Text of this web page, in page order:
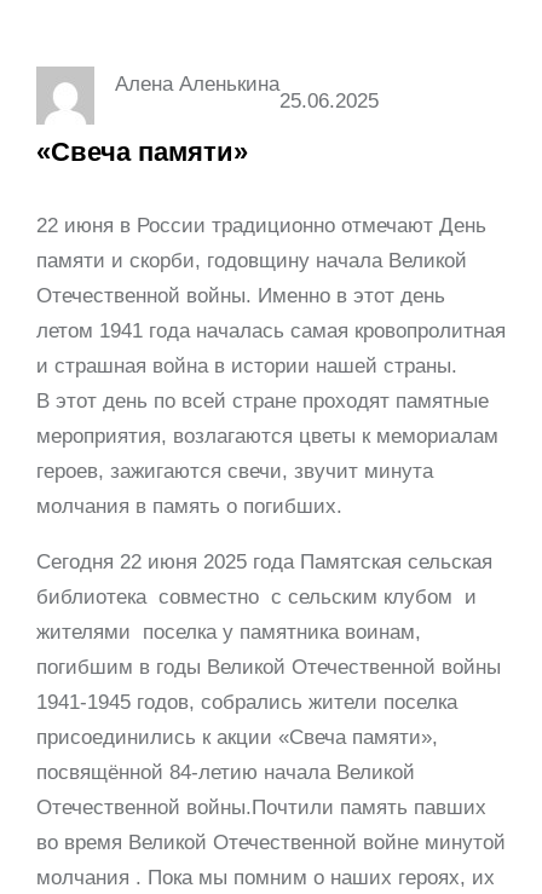
Алена Аленькина
25.06.2025
«Свеча памяти»
22 июня в России традиционно отмечают День
памяти и скорби, годовщину начала Великой
Отечественной войны. Именно в этот день
летом 1941 года началась самая кровопролитная
и страшная война в истории нашей страны.
В этот день по всей стране проходят памятные
мероприятия, возлагаются цветы к мемориалам
героев, зажигаются свечи, звучит минута
молчания в память о погибших.
Сегодня 22 июня 2025 года Памятская сельская
библиотека совместно с сельским клубом и
жителями поселка у памятника воинам,
погибшим в годы Великой Отечественной войны
1941-1945 годов, собрались жители поселка
присоединились к акции «Свеча памяти»,
посвящённой 84-летию начала Великой
Отечественной войны.Почтили память павших
во время Великой Отечественной войне минутой
молчания . Пока мы помним о наших героях, их